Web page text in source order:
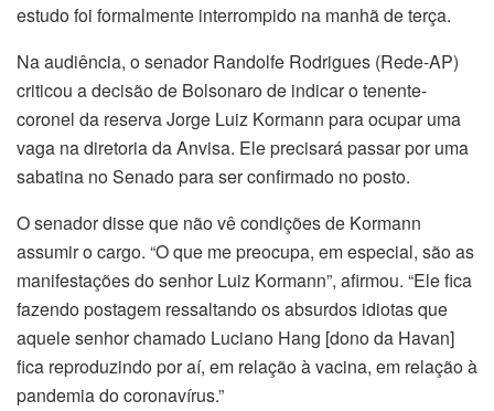
estudo foi formalmente interrompido na manhã de terça.
Na audiência, o senador Randolfe Rodrigues (Rede-AP)
criticou a decisão de Bolsonaro de indicar o tenente-
coronel da reserva Jorge Luiz Kormann para ocupar uma
vaga na diretoria da Anvisa. Ele precisará passar por uma
sabatina no Senado para ser confirmado no posto.
O senador disse que não vê condições de Kormann
assumir o cargo. “O que me preocupa, em especial, são as
manifestações do senhor Luiz Kormann”, afirmou. “Ele fica
fazendo postagem ressaltando os absurdos idiotas que
aquele senhor chamado Luciano Hang [dono da Havan]
fica reproduzindo por aí, em relação à vacina, em relação à
pandemia do coronavírus.”